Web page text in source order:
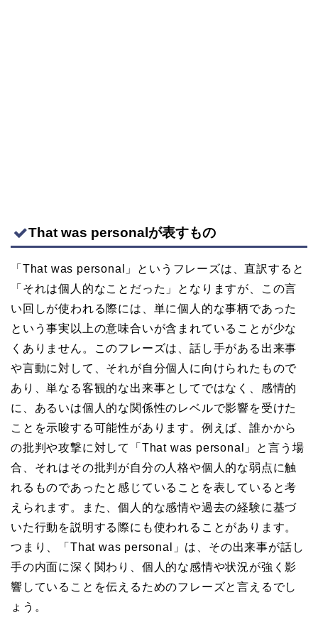
That was personalが表すもの
「That was personal」というフレーズは、直訳すると
「それは個人的なことだった」となりますが、この言
い回しが使われる際には、単に個人的な事柄であった
という事実以上の意味合いが含まれていることが少な
くありません。このフレーズは、話し手がある出来事
や言動に対して、それが自分個人に向けられたもので
あり、単なる客観的な出来事としてではなく、感情的
に、あるいは個人的な関係性のレベルで影響を受けた
ことを示唆する可能性があります。例えば、誰かから
の批判や攻撃に対して「That was personal」と言う場
合、それはその批判が自分の人格や個人的な弱点に触
れるものであったと感じていることを表していると考
えられます。また、個人的な感情や過去の経験に基づ
いた行動を説明する際にも使われることがあります。
つまり、「That was personal」は、その出来事が話し
手の内面に深く関わり、個人的な感情や状況が強く影
響していることを伝えるためのフレーズと言えるでし
ょう。